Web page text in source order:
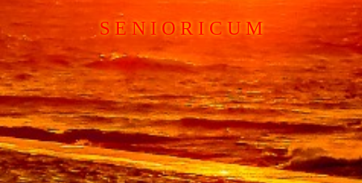
S E N I O R I C U M